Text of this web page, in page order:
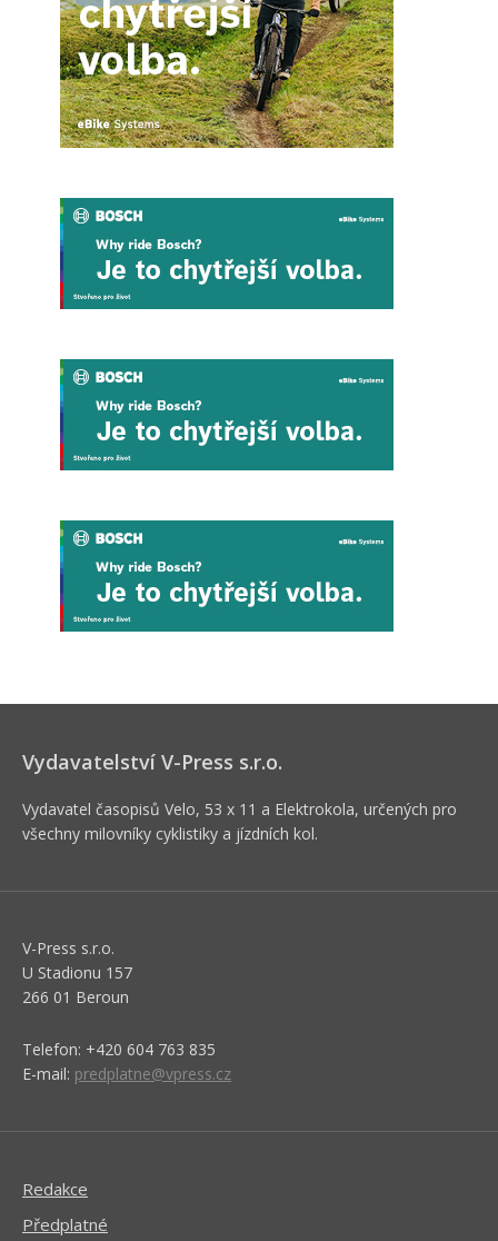
Vydavatelství V-Press s.r.o.
Vydavatel časopisů Velo, 53 x 11 a Elektrokola, určených pro
všechny milovníky cyklistiky a jízdních kol.
V-Press s.r.o.
U Stadionu 157
266 01 Beroun
Telefon: +420 604 763 835
E-mail: predplatne@vpress.cz
Redakce
Předplatné